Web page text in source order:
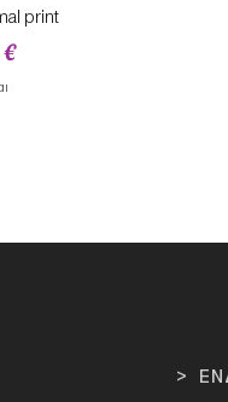
print
>